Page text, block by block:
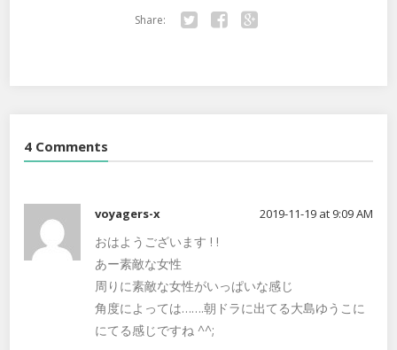
Share:
4 Comments
voyagers-x 2019-11-19 at 9:09 AM
おはようございます ! !
あー素敵な女性
周りに素敵な女性がいっぱいな感じ
角度によっては…….朝ドラに出てる大島ゆうこに
にてる感じですね ^^;